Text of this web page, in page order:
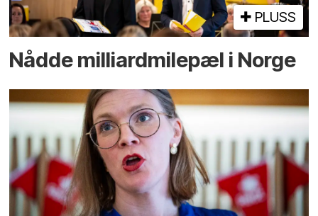
PLUSS
Nådde milliard­­milepæl i Norge